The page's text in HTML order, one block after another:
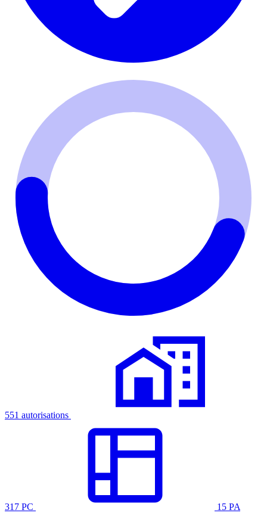
551 autorisations
317 PC 15 PA